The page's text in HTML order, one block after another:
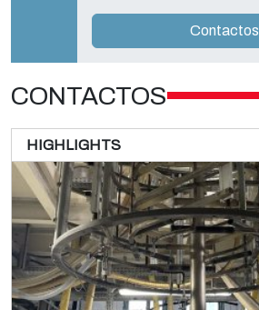
Contactos
CONTACTOS
HIGHLIGHTS